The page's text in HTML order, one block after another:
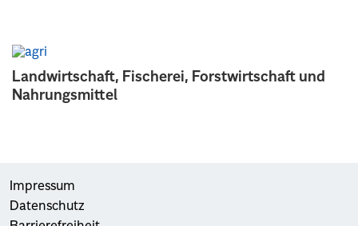
Landwirtschaft, Fischerei, Forstwirtschaft und
Nahrungsmittel
Impressum
Datenschutz